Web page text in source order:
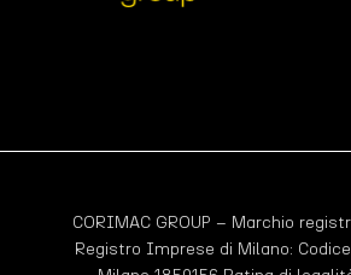
CORIMAC GROUP – Marchio
Registro Imprese di Milano: